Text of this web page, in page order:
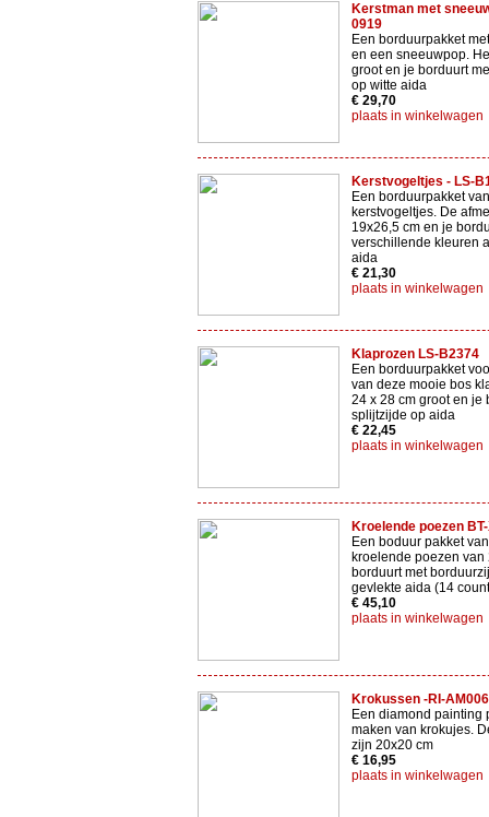
Kerstman met
0919
Een borduurpakket
en een sneeuwpop.
groot en je borduurt
op witte aida
€ 29,70
plaats in winkelwagen
Kerstvogeltjes - LS-
Een borduurpakket
kerstvogeltjes. De
19x26,5 cm en je
verschillende kleuren
aida
€ 21,30
plaats in winkelwagen
Klaprozen LS-B2374
Een borduurpakket
van deze mooie bos
24 x 28 cm groot en je
splijtzijde op aida
€ 22,45
plaats in winkelwagen
Kroelende poezen
Een boduur pakket
kroelende poezen van
borduurt met
gevlekte aida (14
€ 45,10
plaats in winkelwagen
Krokussen -RI-
Een diamond painting
maken van krokujes.
zijn 20x20 cm
€ 16,95
plaats in winkelwagen